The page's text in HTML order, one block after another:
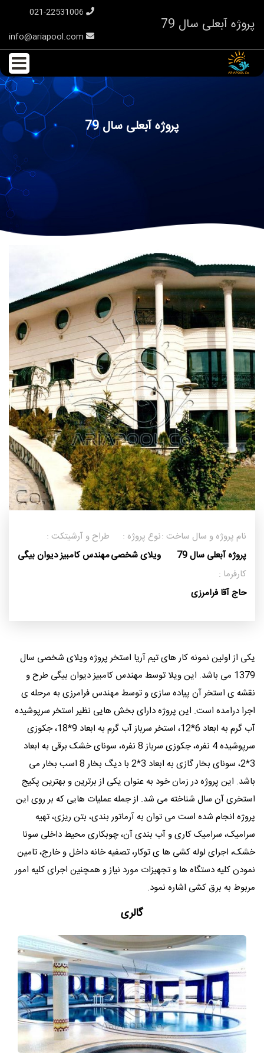
پروژه آبعلی سال 79
پروژه آبعلی سال 79
نام پروژه و سال ساخت :
پروژه آبعلی سال 79
نوع پروژه :
ویلای شخصی
طراح و آرشیتکت :
مهندس کامبیز دیوان بیگی
کارفرما :
حاج آقا فرامرزی
یکی از اولین نمونه کار های تیم آریا استخر پروژه ویلای شخصی سال
1379 می باشد. این ویلا توسط مهندس کامبیز دیوان بیگی طرح و
نقشه ی استخر آن پیاده سازی و توسط مهندس فرامرزی به مرحله ی
اجرا درامده است. این پروژه دارای بخش هایی نظیر استخر سرپوشیده
آب گرم به ابعاد 6*12، استخر سرباز آب گرم به ابعاد 9*18، جکوزی
سرپوشیده 4 نفره، جکوزی سرباز 8 نفره، سونای خشک برقی به ابعاد
3*2، سونای بخار گازی به ابعاد 3*2 با دیگ بخار 8 اسب بخار می
باشد. این پروژه در زمان خود به عنوان یکی از برترین و بهترین پکیج
استخری آن سال شناخته می شد. از جمله عملیات هایی که بر روی این
پروژه انجام شده است می توان به آرماتور بندی، بتن ریزی، تهیه
سرامیک، سرامیک کاری و آب بندی آن، چوبکاری محیط داخلی سونا
خشک، اجرای لوله کشی ها ی توکار، تصفیه خانه داخل و خارج، تامین
نمودن کلیه دستگاه ها و تجهیزات مورد نیاز و همچنین اجرای کلیه امور
مربوط به برق کشی اشاره نمود.
گالری